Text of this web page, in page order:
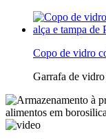
Copo de vidro
Garrafa de